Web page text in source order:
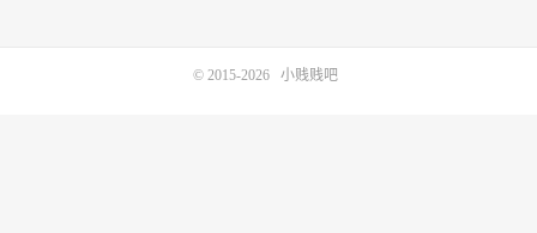
© 2015-2026 小贱贱吧